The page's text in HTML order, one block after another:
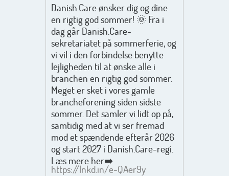
Danish.Care ønsker dig og dine
en rigtig god sommer! 🌞 Fra i
dag går Danish.Care-
sekretariatet på sommerferie, og
vi vil i den forbindelse benytte
lejligheden til at ønske alle i
branchen en rigtig god sommer.
Meget er sket i vores gamle
brancheforening siden sidste
sommer. Det samler vi lidt op på,
samtidig med at vi ser fremad
mod et spændende efterår 2026
og start 2027 i Danish.Care-regi.
Læs mere her➡️
https://lnkd.in/e-QAer9y